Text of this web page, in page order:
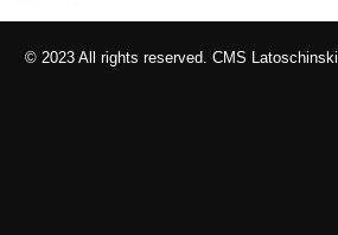
© 2023 All rights reserved. CMS Latoschinski